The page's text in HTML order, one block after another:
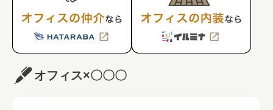
オフィス×〇〇〇